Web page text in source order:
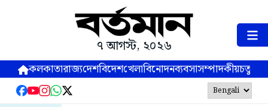
৭ আগস্ট, ২০২৬
কলকাতারাজ্যদেশবিদেশখেলাবিনোদনব্যবসাসম্পাদকীয়